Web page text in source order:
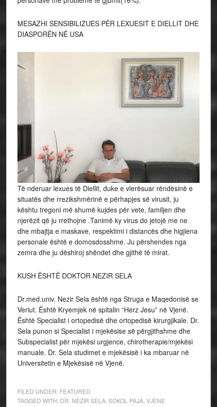
MESAZHI SENSIBILIZUES PËR LEXUESIT E DIELLIT DHE
DIASPORËN NË USA
Të nderuar lexues të Diellit, duke e vlerësuar rëndësinë e
situatës dhe rrezikshmërinë e përhapjes së virusit, ju
kështu tregoni më shumë kujdes për vete, familjen dhe
njerëzit që ju rrethojne .Tanimë ky virus do jetojë me ne
dhe mbajtja e maskave, respektimi i distancës dhe higjiena
personale është e domosdosshme. Ju përshendes nga
zemra dhe ju dëshiroj shëndet dhe gjithë të mirat.
KUSH ËSHTË DOKTOR NEZIR SELA
Dr.med.univ. Nezir Sela është nga Struga e Maqedonisë se
Veriut. Është Kryemjek në spitalin “Herz Jesu” në Vjenë.
Është Specialist i ortopedisë dhe ortopedisë kirurgjikale. Dr.
Sela punon si Specialist i mjekësise së përgjithshme dhe
Subspecialist për mjekësi urgjence, chirotherapie/mjekësi
manuale. Dr. Sela studimet e mjekësisë i ka mbaruar në
Universitetin e Mjekësisë në Vjenë.
FILED UNDER: FEATURED
TAGGED WITH: DR. NEZIR SELA, SOKOL PAJA, VJENE